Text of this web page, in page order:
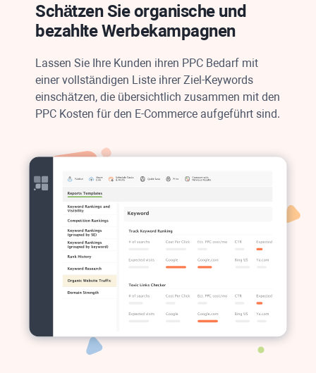
Schätzen Sie organische und
bezahlte Werbekampagnen
Lassen Sie Ihre Kunden ihren PPC Bedarf mit
einer vollständigen Liste ihrer Ziel-Keywords
einschätzen, die übersichtlich zusammen mit den
PPC Kosten für den E-Commerce aufgeführt sind.